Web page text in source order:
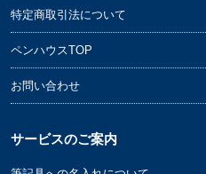
特定商取引法について
ペンハウスTOP
お問い合わせ
サービスのご案内